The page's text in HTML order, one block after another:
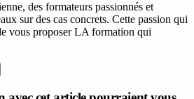
des formateurs passionnés et
sur des cas concrets. Cette passion qui
vous proposer LA formation qui